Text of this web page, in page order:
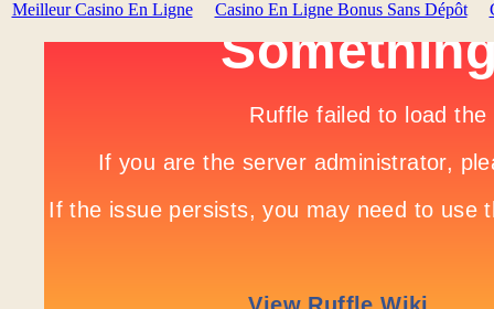
Meilleur Casino En Ligne Casino En Ligne Bonus Sans Dépôt